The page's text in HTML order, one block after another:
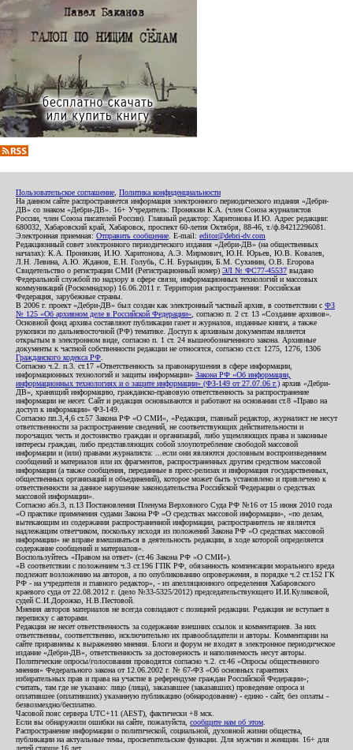
Пользовательское соглашение Политика конфиденциальности
На данном сайте распространяется информация электронного периодического издания «Дебри-
ДВ» со знаком «Дебри-ДВ». 16+ Учредитель: Пронякин К.А. (член Союза журналистов
России, член Союза писателей России). Главный редактор: Харитонова И.Ю. Адрес редакции:
680032, Хабаровский край, Хабаровск, проспект 60-летия Октября, 88-46, т./ф.84212296081.
Электронная приемная: Отправить сообщение . E-mail: editor@debri-dv.com
Редакционный совет электронного периодического издания «Дебри-ДВ» (на общественных
началах): К.А. Пронякин, И.Ю. Харитонова, А.Э. Мирмович, Ю.Н. Юрьев, Ю.В. Ковалев,
Л.Н. Левина, А.Ю. Жданов, Е.Н. Голубь, С.Н. Бурындин, Б.М. Сухинин, О.В. Егорова
Свидетельство о регистрации СМИ (Регистрационный номер) ЭЛ № ФС77-45537 выдано
Федеральной службой по надзору в сфере связи, информационных технологий и массовых
коммуникаций (Роскомнадзор) 16.06.2011 г. Территория распространения: Российская
Федерация, зарубежные страны.
В 2006 г. проект «Дебри-ДВ» был создан как электронный частный архив, в соответствии с ФЗ
№ 125 «Об архивном деле в Российской Федерации» , согласно п. 2 ст. 13 «Создание архивов».
Основной фонд архива составляют публикации газет и журналов, изданные книги, а также
рукописи по дальневосточной (РФ) тематике. Доступ к архивным документам является
открытым в электронном виде, согласно п. 1 ст. 24 вышеобозначенного закона. Архивные
документы к частной собственности редакции не относятся, согласно ст.ст. 1275, 1276, 1306
Гражданского кодекса РФ
Согласно ч.2. п.3. ст.17 «Ответственность за правонарушения в сфере информации,
информационных технологий и защиты информации» Закона РФ «Об информации,
информационных технологиях и о защите информации» (ФЗ-149 от 27.07.06 г.) архив «Дебри-
ДВ», хранящий информацию, гражданско-правовую ответственность за распространение
информации не несет. Сайт и редакция основываются и работают на основании ст.8 «Право на
доступ к информации» ФЗ-149.
Согласно пп.3,4,6 ст.57 Закона РФ «О СМИ», «Редакция, главный редактор, журналист не несут
ответственности за распространение сведений, не соответствующих действительности и
порочащих честь и достоинство граждан и организаций, либо ущемляющих права и законные
интересы граждан, либо представляющих собой злоупотребление свободой массовой
информации и (или) правами журналиста: ...если они являются дословным воспроизведением
сообщений и материалов или их фрагментов, распространенных другим средством массовой
информации (а также сообщения, переданные в пресс-релизах и информация государственных,
общественных организаций и объединений), которое может быть установлено и привлечено к
ответственности за данное нарушение законодательства Российской Федерации о средствах
массовой информации».
Согласно абз.3, п.13 Постановления Пленума Верховного Суда РФ №16 от 15 июня 2010 года
«О практике применения судами Закона РФ «О средствах массовой информации», «по делам,
вытекающим из содержания распространенной информации, распространитель не является
надлежащим ответчиком, поскольку исходя из положений Закона РФ «О средствах массовой
информации» не вправе вмешиваться в деятельность редакции, в ходе которой определяется
содержание сообщений и материалов».
Воспользуйтесь «Правом на ответ» (ст.46 Закона РФ «О СМИ»).
«В соответствии с положением ч.3 ст.196 ГПК РФ, обязанность компенсации морального вреда
подлежит возложению на авторов, а по опубликованию опровержения, в порядке ч.2 ст.152 ГК
РФ - на учредителя и главного редактор», - из апелляционного определения Хабаровского
краевого суда от 22.08.2012 г. (дело №33-5325/2012) председательствующего И.И.Куликовой,
судей С.И.Дорожко, Н.В.Пестовой.
Мнения авторов материалов не всегда совпадают с позицией редакции. Редакция не вступает в
переписку с авторами.
Редакция не несет ответственность за содержание внешних ссылок и комментариев. За них
ответственны, соответственно, исключительно их правообладатели и авторы. Комментарии на
сайте приравнены к выражению мнения. Блоги и форум не входят в электронное периодическое
издание «Дебри-ДВ», ответственность за достоверность и наполняемость несут авторы.
Политические опросы/голосования проводятся согласно ч.2. ст.46 «Опросы общественного
мнения» Федерального закона от 12.06.2002 г. № 67-ФЗ «Об основных гарантиях
избирательных прав и права на участие в референдуме граждан Российской Федерации»;
считать, там где не указано: лицо (лица), заказавшее (заказавших) проведение опроса и
оплатившее (оплативших) указанную публикацию (обнародование) - едино - сайт, без оплаты -
безвозмездно/бесплатно.
Часовой пояс сервера UTC+11 (AEST), фактически +8 мск.
Если вы обнаружили ошибки на сайте, пожалуйста, сообщите нам об этом
Распространение информации о политической, социальной, духовной жизни общества,
публикации на актуальные темы, просветительские функции. Для мужчин и женщин. 16+ для
детей старше 16 лет.